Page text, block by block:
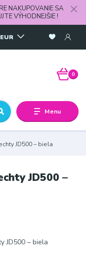
NAKUPOVANIE SA
VÝHODNEJŠIE !
Menu
EUR
0
JD500 – biela
JD500 –